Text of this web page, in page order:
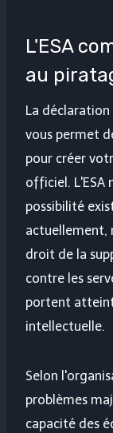
L'ESA
au
La
vous permet
pour créer
officiel. L'ESA
possibilité
actuellement,
droit de la
contre les
portent
intellectuelle.
Selon
problèmes
capacité des